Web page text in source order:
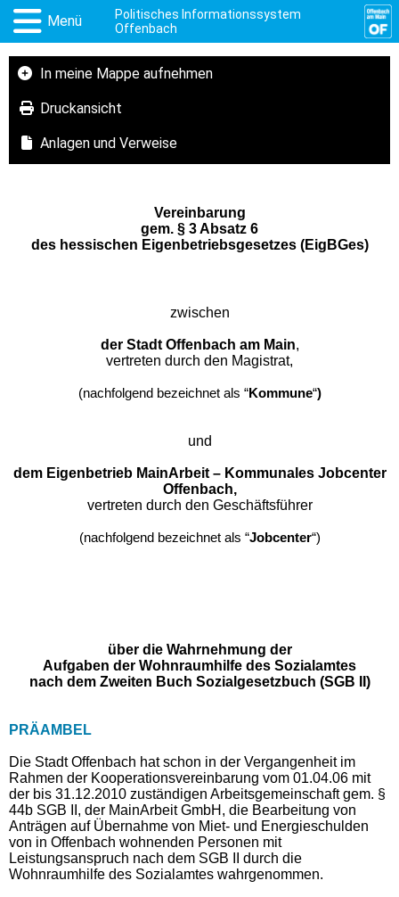
Menü
Politisches Informationssystem
Offenbach
In meine Mappe aufnehmen
Druckansicht
Anlagen und Verweise
Vereinbarung
gem. § 3 Absatz 6
des hessischen Eigenbetriebsgesetzes (EigBGes)
zwischen
der Stadt Offenbach am Main,
vertreten durch den Magistrat,
(nachfolgend bezeichnet als “Kommune“)
und
dem Eigenbetrieb MainArbeit – Kommunales Jobcenter
Offenbach,
vertreten durch den Geschäftsführer
(nachfolgend bezeichnet als “Jobcenter“)
über die Wahrnehmung der
Aufgaben der Wohnraumhilfe des Sozialamtes
nach dem Zweiten Buch Sozialgesetzbuch (SGB II)
PRÄAMBEL
Die Stadt Offenbach hat schon in der Vergangenheit im
Rahmen der Kooperationsvereinbarung vom 01.04.06 mit
der bis 31.12.2010 zuständigen Arbeitsgemeinschaft gem. §
44b SGB II, der MainArbeit GmbH, die Bearbeitung von
Anträgen auf Übernahme von Miet- und Energieschulden
von in Offenbach wohnenden Personen mit
Leistungsanspruch nach dem SGB II durch die
Wohnraumhilfe des Sozialamtes wahrgenommen.